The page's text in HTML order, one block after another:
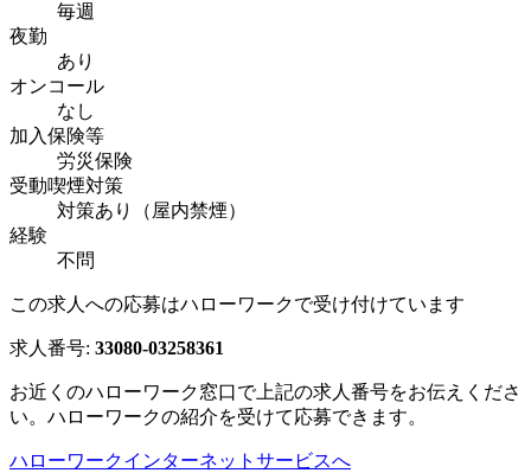
毎週
夜勤
あり
オンコール
なし
加入保険等
労災保険
受動喫煙対策
対策あり（屋内禁煙）
経験
不問
この求人への応募はハローワークで受け付けています
求人番号: 33080-03258361
お近くのハローワーク窓口で上記の求人番号をお伝えくださ
い。ハローワークの紹介を受けて応募できます。
ハローワークインターネットサービスへ